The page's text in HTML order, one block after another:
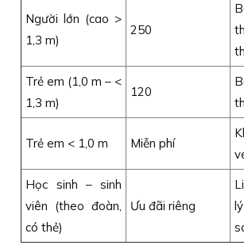
Người lớn (cao >
1,3 m)
250
Trẻ em (1,0 m – <
1,3 m)
120
Trẻ em < 1,0 m Miễn phí
Học sinh – sinh
viên (theo đoàn,
có thẻ)
Ưu đãi riêng